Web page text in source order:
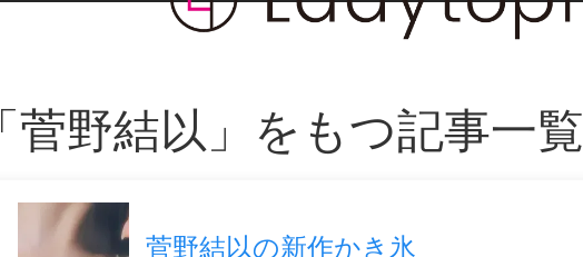
「菅野結以」をもつ記事一覧
菅野結以の新作かき氷